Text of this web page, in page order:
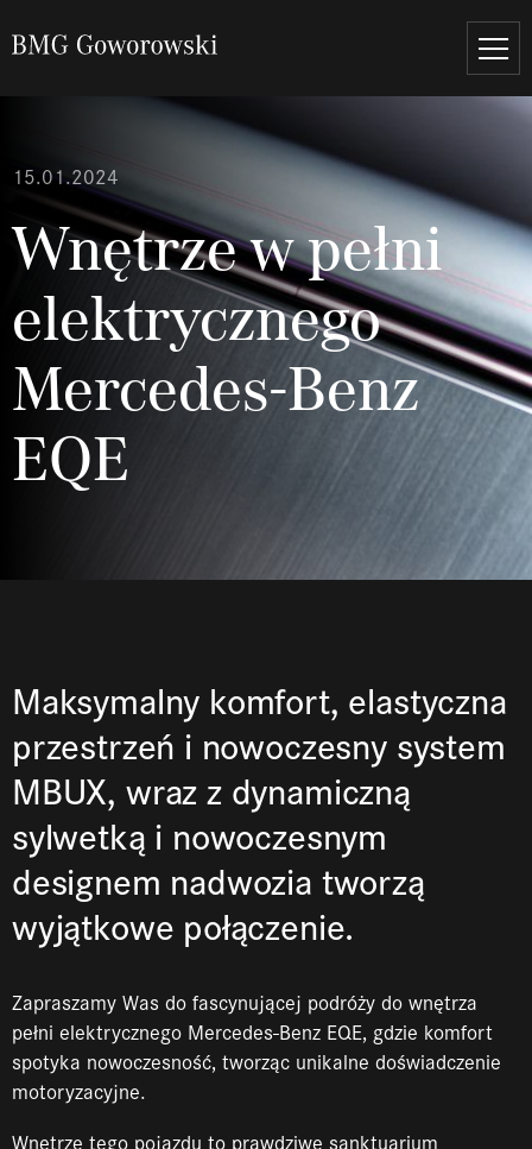
15.01.2024
Wnętrze w pełni
elektrycznego
Mercedes-Benz
EQE
Maksymalny komfort, elastyczna
przestrzeń i nowoczesny system
MBUX, wraz z dynamiczną
sylwetką i nowoczesnym
designem nadwozia tworzą
wyjątkowe połączenie.
Zapraszamy Was do fascynującej podróży do wnętrza
pełni elektrycznego Mercedes-Benz EQE, gdzie komfort
spotyka nowoczesność, tworząc unikalne doświadczenie
motoryzacyjne.
Wnętrze tego pojazdu to prawdziwe sanktuarium